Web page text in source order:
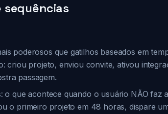
sequências
poderosos que gatilhos baseados em
criou projeto, enviou convite, ativou
passagem.
o que acontece quando o usuário NÃO faz
o primeiro projeto em 48 horas, dispare